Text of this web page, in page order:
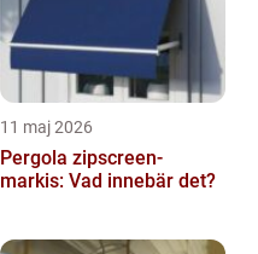
11 maj 2026
Pergola zipscreen-
markis: Vad innebär det?